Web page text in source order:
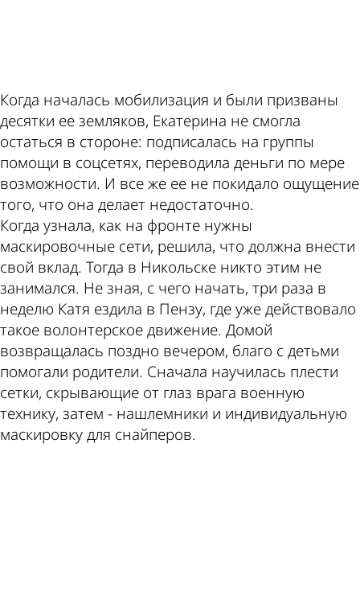
Когда началась мобилизация и были призваны
десятки ее земляков, Екатерина не смогла
остаться в стороне: подписалась на группы
помощи в соцсетях, переводила деньги по мере
возможности. И все же ее не покидало ощущение
того, что она делает недостаточно.
Когда узнала, как на фронте нужны
маскировочные сети, решила, что должна внести
свой вклад. Тогда в Никольске никто этим не
занимался. Не зная, с чего начать, три раза в
неделю Катя ездила в Пензу, где уже действовало
такое волонтерское движение. Домой
возвращалась поздно вечером, благо с детьми
помогали родители. Сначала научилась плести
сетки, скрывающие от глаз врага военную
технику, затем - нашлемники и индивидуальную
маскировку для снайперов.